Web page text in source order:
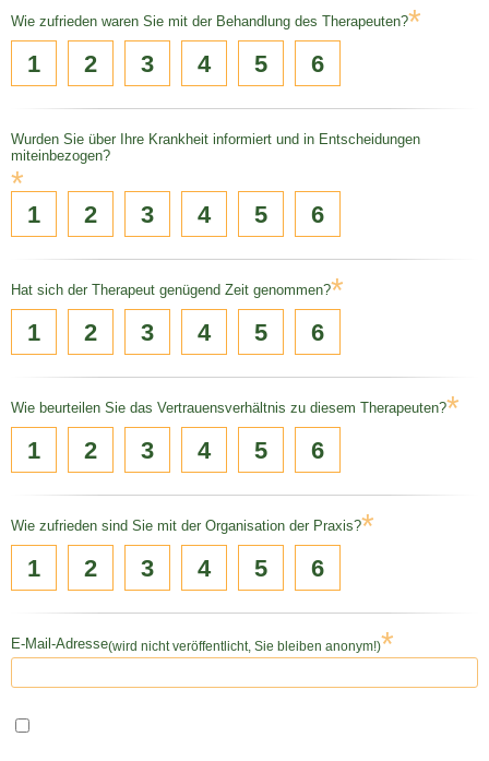
Wie zufrieden waren Sie mit der Behandlung des Therapeuten?*
1 2 3 4 5 6
Wurden Sie über Ihre Krankheit informiert und in Entscheidungen
miteinbezogen?
*
1 2 3 4 5 6
Hat sich der Therapeut genügend Zeit genommen?*
1 2 3 4 5 6
Wie beurteilen Sie das Vertrauensverhältnis zu diesem Therapeuten?*
1 2 3 4 5 6
Wie zufrieden sind Sie mit der Organisation der Praxis?*
1 2 3 4 5 6
E-Mail-Adresse(wird nicht veröffentlicht, Sie bleiben anonym!)*